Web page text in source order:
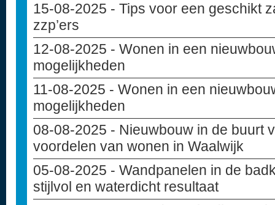
15-08-2025 - Tips voor een geschikt
zzp’ers
12-08-2025 - Wonen in een
mogelijkheden
11-08-2025 - Wonen in een
mogelijkheden
08-08-2025 - Nieuwbouw in de buurt
voordelen van wonen in Waalwijk
05-08-2025 - Wandpanelen in de
stijlvol en waterdicht resultaat